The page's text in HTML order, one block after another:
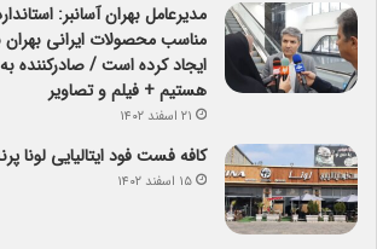
مدیرعامل بهران آسانبر:
مناسب محصولات ایرانی بهران
هستیم + فیلم و تصاویر
۲۱ اسفند ۱۴۰۲
کافه فست فود ایتالیایی لونا
۱۵ اسفند ۱۴۰۲